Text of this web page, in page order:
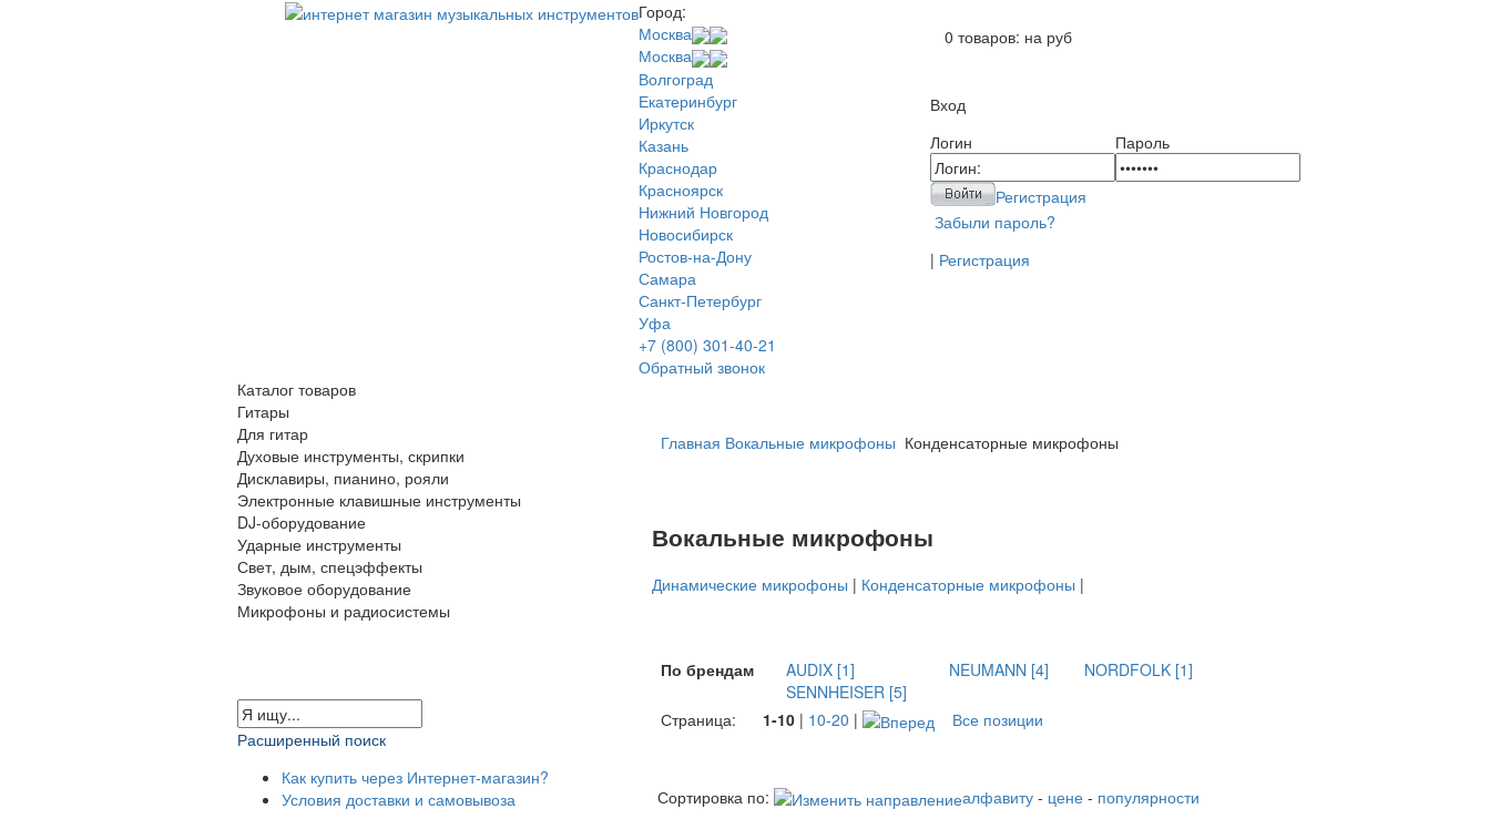
Город:
Москва
Москва
Волгоград
Екатеринбург
Иркутск
Казань
Краснодар
Красноярск
Нижний Новгород
Новосибирск
Ростов-на-Дону
Самара
Санкт-Петербург
Уфа
+7 (800) 301-40-21
Обратный звонок
0 товаров: на руб
Вход
Логин
Пароль
Регистрация
Забыли пароль?
| Регистрация
Каталог товаров
Гитары
Для гитар
Духовые инструменты, скрипки
Дисклавиры, пианино, рояли
Электронные клавишные инструменты
DJ-оборудование
Ударные инструменты
Свет, дым, спецэффекты
Звуковое оборудование
Микрофоны и радиосистемы
Расширенный поиск
Как купить через Интернет-магазин?
Условия доставки и самовывоза
Главная Вокальные микрофоны Конденсаторные микрофоны
Вокальные микрофоны
Динамические микрофоны | Конденсаторные микрофоны |
По брендам AUDIX [1] NEUMANN [4]
NORDFOLK [1]
SENNHEISER [5]
Страница:
1-10 | 10-20 | Все позиции
Сортировка по: алфавиту - цене - популярности